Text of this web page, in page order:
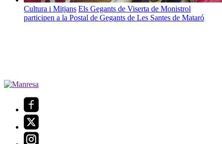
Cultura i Mitjans Els Gegants de Viserta de Monistrol
participen a la Postal de Gegants de Les Santes de Mataró